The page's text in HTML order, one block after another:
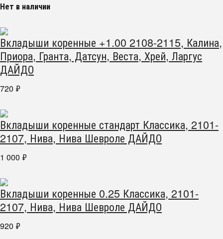
Нет в наличии
Вкладыши коренные +1.00 2108-2115, Калина,
Приора, Гранта, Датсун, Веста, Хрей, Ларгус
ДАЙДО
720 ₽
Вкладыши коренные стандарт Классика, 2101-
2107, Нива, Нива Шевроле ДАЙДО
1 000 ₽
Вкладыши коренные 0.25 Классика, 2101-
2107, Нива, Нива Шевроле ДАЙДО
920 ₽